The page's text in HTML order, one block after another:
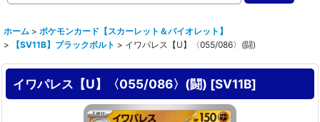
ホーム > ポケモンカード【スカーレット＆バイオレット】
>
【SV11B】ブラックボルト > イワパレス【U】〈055/086〉(闘)
イワパレス【U】〈055/086〉(闘) [SV11B]